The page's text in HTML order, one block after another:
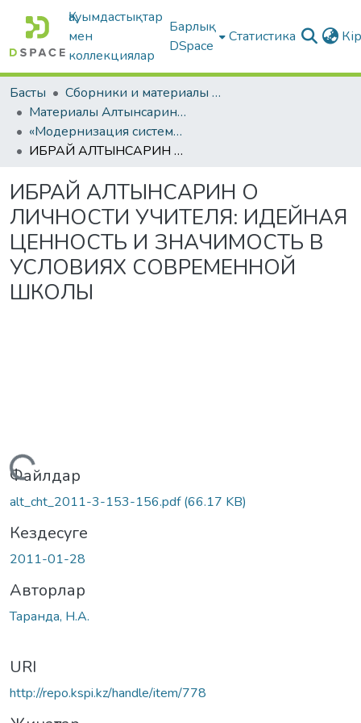
Қауымдастықтар
мен
коллекциялар
Барлық
DSpace
Статистика
Басты
Сборники и материалы конференций
Материалы Алтынсаринских педагогических чтений
«Модернизация системы образования как основа устойчивого развития казахстанского общества»
ИБРАЙ АЛТЫНСАРИН О ЛИЧНОСТИ УЧИТЕЛЯ: ИДЕЙНАЯ ЦЕННОСТЬ И ЗНАЧИМОСТЬ В УСЛОВИЯХ СОВРЕМЕННОЙ ШКОЛЫ
ИБРАЙ АЛТЫНСАРИН О
ЛИЧНОСТИ УЧИТЕЛЯ: ИДЕЙНАЯ
ЦЕННОСТЬ И ЗНАЧИМОСТЬ В
УСЛОВИЯХ СОВРЕМЕННОЙ
ШКОЛЫ
Жүктеу...
Файлдар
alt_cht_2011-3-153-156.pdf(66.17 KB)
Кездесуге
2011-01-28
Авторлар
Таранда, Н.А.
URI
http://repo.kspi.kz/handle/item/778